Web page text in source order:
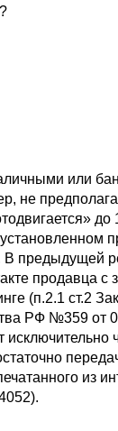
или
не
предыдущей
продавца с
(п.2.1 ст.2
РФ №359 от
исключительно
из